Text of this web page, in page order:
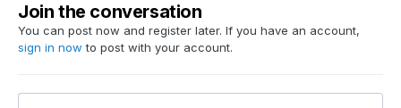
Join the conversation
You can post now and register later. If you have an account,
sign in now to post with your account.